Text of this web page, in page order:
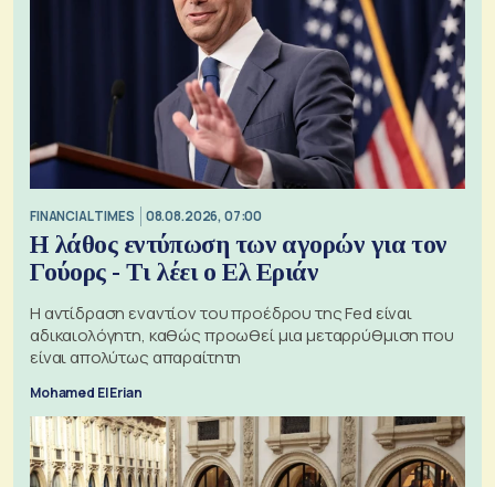
FINANCIAL TIMES 08.08.2026, 07:00
Η λάθος εντύπωση των αγορών για τον
Γούορς - Τι λέει ο Ελ Εριάν
Η αντίδραση εναντίον του προέδρου της Fed είναι
αδικαιολόγητη, καθώς προωθεί μια μεταρρύθμιση που
είναι απολύτως απαραίτητη
Mohamed El Erian